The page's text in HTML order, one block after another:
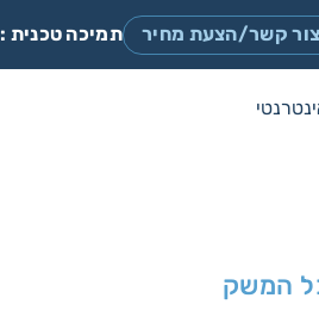
צור קשר/הצעת מחיר תמיכה טכנית :
המשק